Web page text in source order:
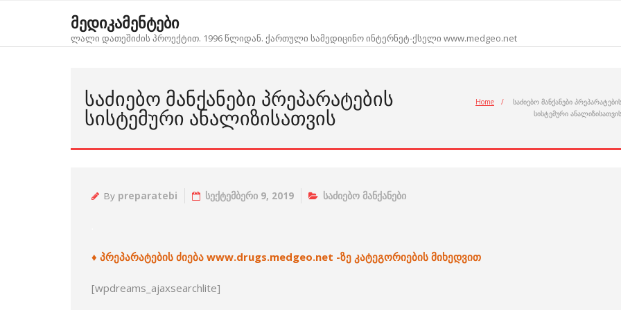
მედიკამენტები
ლალი დათეშიძის პროექტით. 1996 წლიდან. ქართული სამედიცინო ინტერნეტ-ქსელი www.medgeo.net
ᲡᲐᲫᲘᲔᲑᲝ ᲛᲐᲜᲥᲐᲜᲔᲑᲘ ᲞᲠᲔᲞᲐᲠᲐᲢᲔᲑᲘᲡ
ᲡᲘᲡᲢᲔᲛᲣᲠᲘ ᲐᲜᲐᲚᲘᲖᲘᲡᲐᲗᲕᲘᲡ
Home /
საძიებო მანქანები პრეპარატების
სისტემური ანალიზისათვის
By preparatebi სექტემბერი 9, 2019 საძიებო მანქანები
♦ პრეპარატების ძიება www.drugs.medgeo.net -ზე კატეგორიების მიხედვით
[wpdreams_ajaxsearchlite]